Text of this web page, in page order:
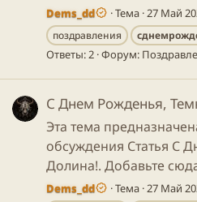
Dems_dd Тема 27 Май
поздравления
Ответы: 2 Форум:
С Днем Рожденья,
Эта тема
обсуждения Статья С
Долина!. Добавьте
Dems_dd Тема 27 Май